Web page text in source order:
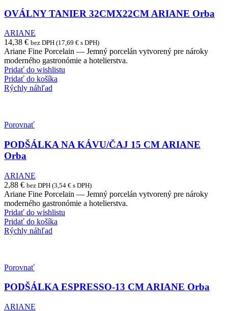
OVÁLNY TANIER 32CMX22CM ARIANE Orba
ARIANE
14,38 € bez DPH (17,69 € s DPH)
Ariane Fine Porcelain — Jemný porcelán vytvorený pre nároky
moderného gastronómie a hotelierstva.
Pridať do wishlistu
Pridať do košíka
Rýchly náhľad
Porovnať
PODŠÁLKA NA KÁVU/ČAJ 15 CM ARIANE
Orba
ARIANE
2,88 € bez DPH (3,54 € s DPH)
Ariane Fine Porcelain — Jemný porcelán vytvorený pre nároky
moderného gastronómie a hotelierstva.
Pridať do wishlistu
Pridať do košíka
Rýchly náhľad
Porovnať
PODŠÁLKA ESPRESSO-13 CM ARIANE Orba
ARIANE